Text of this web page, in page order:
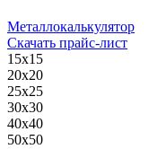
Металлокалькулятор
Скачать прайс-лист
15х15
20х20
25х25
30х30
40х40
50х50